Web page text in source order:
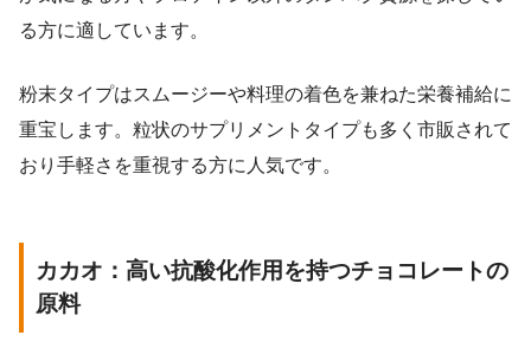
る方に適しています。
粉末タイプはスムージーや料理の着色を兼ねた栄養補給に
重宝します。粒状のサプリメントタイプも多く市販されて
おり手軽さを重視する方に人気です。
カカオ：高い抗酸化作用を持つチョコレートの
原料